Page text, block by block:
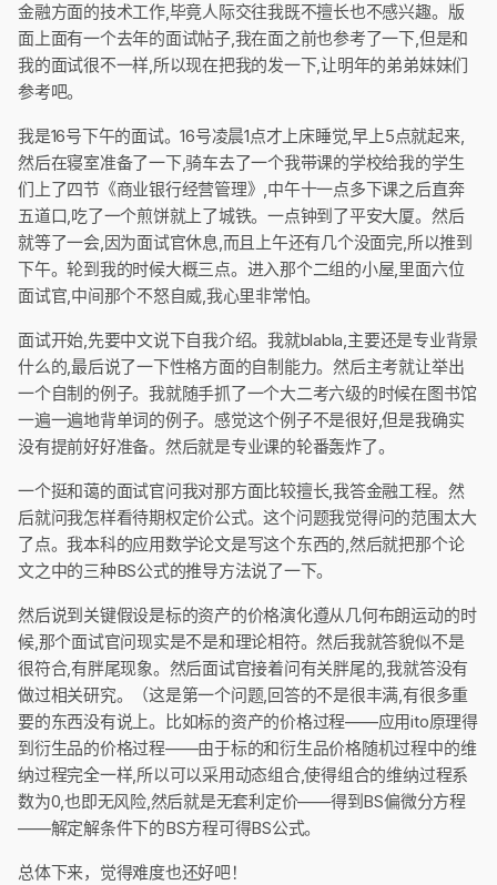
金融方面的技术工作,毕竟人际交往我既不擅长也不感兴趣。版
面上面有一个去年的面试帖子,我在面之前也参考了一下,但是和
我的面试很不一样,所以现在把我的发一下,让明年的弟弟妹妹们
参考吧。
我是16号下午的面试。16号凌晨1点才上床睡觉,早上5点就起来,
然后在寝室准备了一下,骑车去了一个我带课的学校给我的学生
们上了四节《商业银行经营管理》,中午十一点多下课之后直奔
五道口,吃了一个煎饼就上了城铁。一点钟到了平安大厦。然后
就等了一会,因为面试官休息,而且上午还有几个没面完,所以推到
下午。轮到我的时候大概三点。进入那个二组的小屋,里面六位
面试官,中间那个不怒自威,我心里非常怕。
面试开始,先要中文说下自我介绍。我就blabla,主要还是专业背景
什么的,最后说了一下性格方面的自制能力。然后主考就让举出
一个自制的例子。我就随手抓了一个大二考六级的时候在图书馆
一遍一遍地背单词的例子。感觉这个例子不是很好,但是我确实
没有提前好好准备。然后就是专业课的轮番轰炸了。
一个挺和蔼的面试官问我对那方面比较擅长,我答金融工程。然
后就问我怎样看待期权定价公式。这个问题我觉得问的范围太大
了点。我本科的应用数学论文是写这个东西的,然后就把那个论
文之中的三种BS公式的推导方法说了一下。
然后说到关键假设是标的资产的价格演化遵从几何布朗运动的时
候,那个面试官问现实是不是和理论相符。然后我就答貌似不是
很符合,有胖尾现象。然后面试官接着问有关胖尾的,我就答没有
做过相关研究。（这是第一个问题,回答的不是很丰满,有很多重
要的东西没有说上。比如标的资产的价格过程——应用ito原理得
到衍生品的价格过程——由于标的和衍生品价格随机过程中的维
纳过程完全一样,所以可以采用动态组合,使得组合的维纳过程系
数为0,也即无风险,然后就是无套利定价——得到BS偏微分方程
——解定解条件下的BS方程可得BS公式。
总体下来，觉得难度也还好吧！